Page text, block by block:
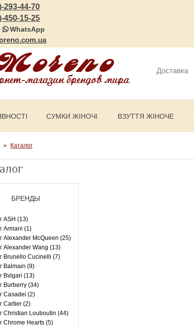
293-44-70
450-15-25
WhatsApp
Доставка
СУМКИ ЖІНОЧІ ВЗУТТЯ ЖІНОЧЕ
Каталог
БРЕНДЫ
ASH (13)
Armani (1)
Alexander McQueen (25)
Alexander Wang (13)
Brunello Cucinelli (7)
Balmain (9)
Bvlgari (13)
Burberry (34)
Casadei (2)
Cartier (2)
Christian Louboutin (44)
Chrome Hearts (5)